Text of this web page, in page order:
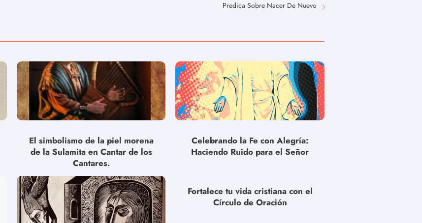
Predica Sobre Nacer De Nuevo
El simbolismo de la piel morena
de la Sulamita en Cantar de los
Cantares.
Celebrando la Fe con Alegría:
Haciendo Ruido para el Señor
Fortalece tu vida cristiana con el
Círculo de Oración